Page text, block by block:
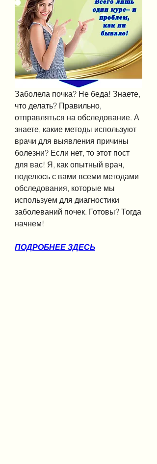
Заболела почка? Не беда! Знаете,
что делать? Правильно,
отправляться на обследование. А
знаете, какие методы используют
врачи для выявления причины
болезни? Если нет, то этот пост
для вас! Я, как опытный врач,
поделюсь с вами всеми методами
обследования, которые мы
используем для диагностики
заболеваний почек. Готовы? Тогда
начнем!
ПОДРОБНЕЕ ЗДЕСЬ